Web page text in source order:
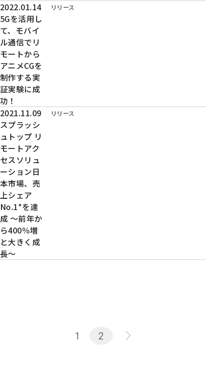
投稿日時：
2022.01.14 カテゴリー：
リリース
5Gを活用し
て、モバイ
ル通信でリ
モートから
アニメCGを
制作する実
証実験に成
功！
投稿日時：
2021.11.09 カテゴリー：
リリース
スプラッシ
ュトップ リ
モートアク
セスソリュ
ーション日
本市場、売
上シェア
No.1*を達
成 ～前年か
ら400％増
と大きく成
長～
1 2